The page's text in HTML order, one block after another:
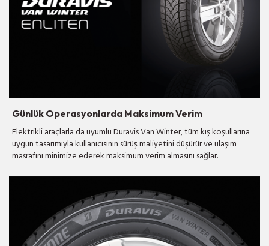
Günlük Operasyonlarda Maksimum Verim
Elektrikli araçlarla da uyumlu Duravis Van Winter, tüm kış koşullarına
uygun tasarımıyla kullanıcısının sürüş maliyetini düşürür ve ulaşım
masrafını minimize ederek maksimum verim almasını sağlar.